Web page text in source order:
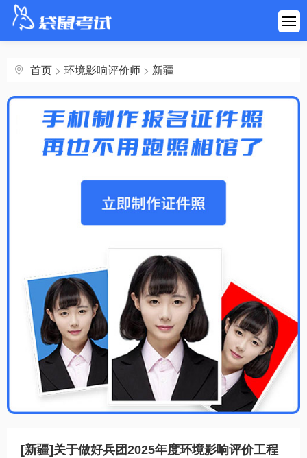
首页
建筑工程
医药健康
财会金融
其他考试
招聘信息
首页 > 环境影响评价师 > 新疆
[新疆]关于做好兵团2025年度环境影响评价工程